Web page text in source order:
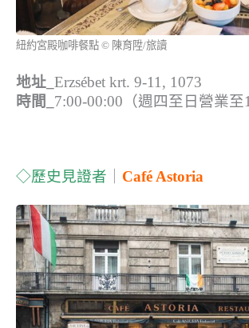
紐約宮殿咖啡餐點 © 陳育陞/旅讀
地址_ Erzsébet krt. 9-11, 1073
時間_ 7:00-00:00（週四至日營業至
◇歷史見證者 Café Astoria